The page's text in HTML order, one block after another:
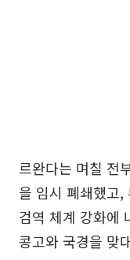
르완다는 며칠 전
을 임시 폐쇄했고
검역 체계 강화에
콩고와 국경을 맞